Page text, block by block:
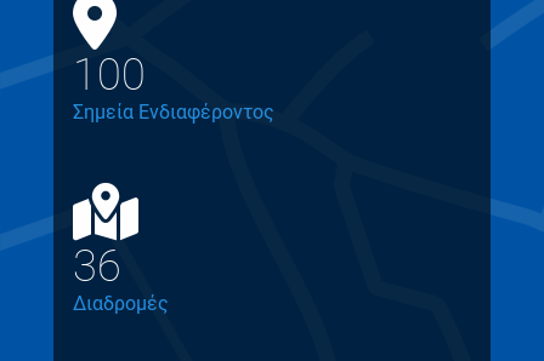
100
Σημεία Ενδιαφέροντος
36
Διαδρομές